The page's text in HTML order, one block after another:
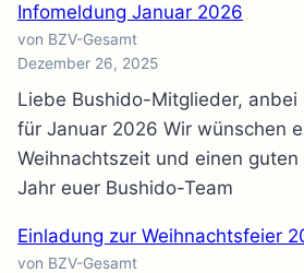
Infomeldung Januar 2026
von BZV-Gesamt
Dezember 26, 2025
Liebe Bushido-Mitglieder, anbei
für Januar 2026 Wir wünschen
Weihnachtszeit und einen guten
Jahr euer Bushido-Team
Einladung zur Weihnachtsfeier
von BZV-Gesamt